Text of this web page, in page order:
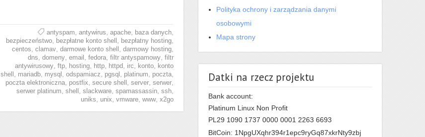
antyspam antywirus apache, baza danych,
bezpieczeństwo, bezpłatne konto shell bezpłatny hosting,
centos clamav, darmowe konto shell darmowy hosting,
dns domeny, email fedora, filtr antyspamowy, filtr
antywirusowy, ftp, hosting, http, httpd, irc konto,
konto
shell
mariadb, mysql odspamiacz pgsql platinum poczta,
poczta elektroniczna, postfix secure shell server, serwer,
serwer platinum shell slackware, spamassassin, ssh,
uniks unix vmware, www, x2go
Polityka ochrony i zarządzania danymi
osobowymi
Mapa strony
Datki na rzecz projektu
Bank account:
Platinum Linux Non Profit
PL29 1090 1737 0000 0001 2263 6693
BitCoin: 1NpgUXqhr394r1epc9ryGq87xkrNty9zbj